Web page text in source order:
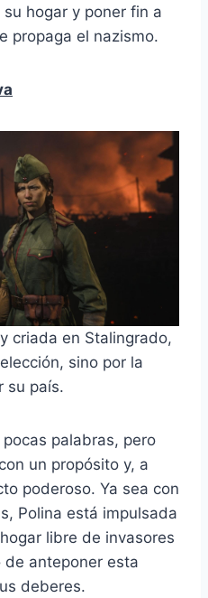
hogar y poner fin a
propaga el nazismo.
criada en Stalingrado,
sino por la
su país.
palabras, pero
un propósito y, a
poderoso. Ya sea con
Polina está impulsada
libre de invasores
de anteponer esta
deberes.